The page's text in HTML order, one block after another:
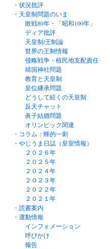
・ 状況批評
・ 天皇制問題のいま
敗戦80年・「昭和100年 」
ディア批評
天皇制/王制論
世界の王制情報
侵略戦争・植民地支配責任
靖国神社問題
教育と天皇制
皇位継承問題
どうして続くの天皇制
反天チャット
眞子結婚問題
オリンピック関連
・ コラム：蜂的一刺
・ やじうま日誌（皇室情報）
２０２６年
２０２５年
２０２４年
２０２３年
２０２２年
２０２１年
・ 読書案内
・ 運動情報
インフォメーション
呼びかけ
報告